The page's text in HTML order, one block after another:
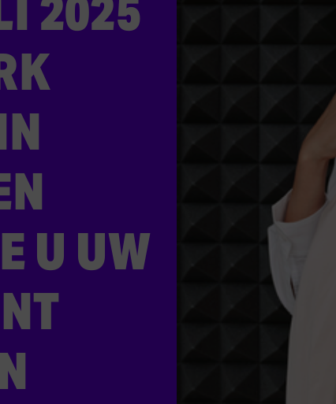
U UW